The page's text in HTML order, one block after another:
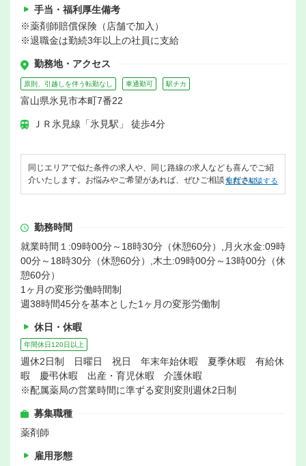
手当・福利厚生備考
※薬剤師賠償保険（店舗で加入）
※退職金は勤続3年以上の社員に支給
勤務地・アクセス
原則、引越しを伴う転勤なし 車通勤可 駅チカ
富山県氷見市本町7番22
ＪＲ氷見線「氷見駅」 徒歩4分
同じエリアで似た条件の求人や、同じ路線の求人なども喜んでご紹
介いたします。お悩みやご希望があれば、ぜひご相談ください。
無料で相談する
勤務時間
就業時間１:09時00分～18時30分（休憩60分）,月火水金:09時
00分～18時30分（休憩60分）,木土:09時00分～13時00分（休
憩60分）
1ヶ月の変形労働時間制
週38時間45分を基本とした1ヶ月の変形労働制
休日・休暇
年間休日120日以上
週休2日制 日曜日 祝日 年末年始休暇 夏季休暇 有給休
暇 慶弔休暇 出産・育児休暇 介護休暇
※配属薬局の営業時間に準ずる変則変則週休2日制
募集職種
薬剤師
雇用形態